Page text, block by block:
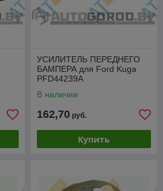
УСИЛИТЕЛЬ ПЕРЕДНЕГО
БАМПЕРА для Ford Kuga
PFD44239A
В наличии
162,70 руб.
Купить